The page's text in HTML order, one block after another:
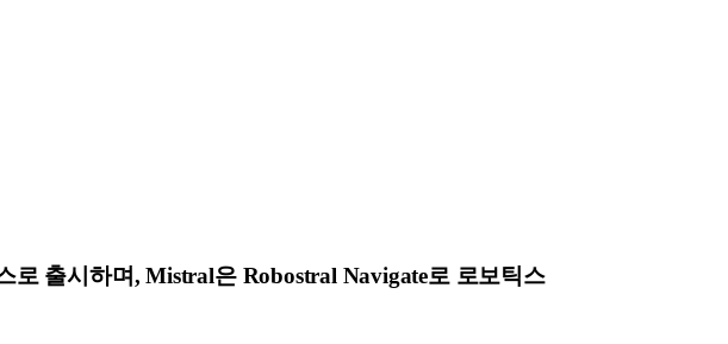
출시하며, Mistral은 Robostral Navigate로 로보틱스